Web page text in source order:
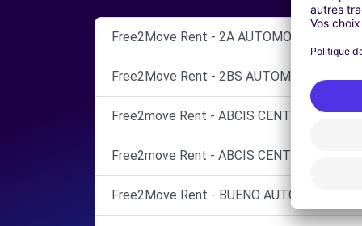
Free2Move Rent - 2A AUTOMOBILES -
Free2Move Rent - 2BS AUTOMOBILES -
Free2move Rent - ABCIS CENTRE BY
Free2move Rent - ABCIS CENTRE BY
Free2Move Rent - BUENO AUTOMOBILES